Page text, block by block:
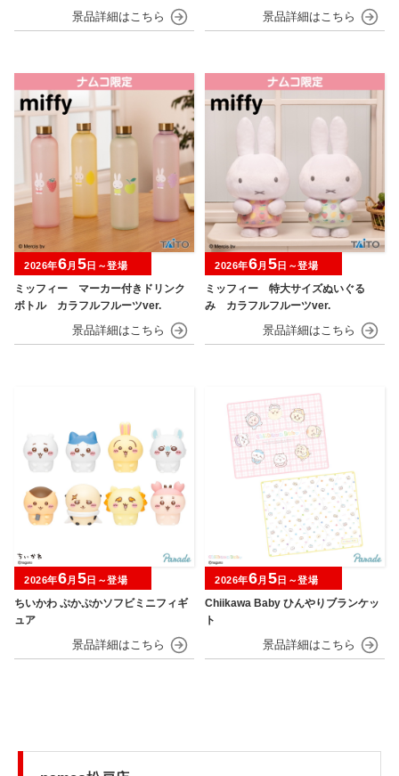
ミッフィー マーカー付きドリンク
ボトル カラフルフルーツver.
2026年6月 5 日～登場
ミッフィー 特大サイズぬいぐる
み カラフルフルーツver.
2026年6月 5 日～登場
ちいかわ ぷかぷかソフビミニフィギ
ュア
2026年6月 5日～登場
Chiikawa Baby ひんやりブランケッ
ト
2026年6月 5日～登場